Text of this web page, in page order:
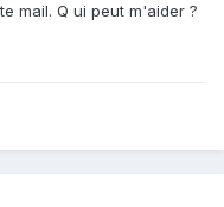
mail. Q ui peut m'aider ?